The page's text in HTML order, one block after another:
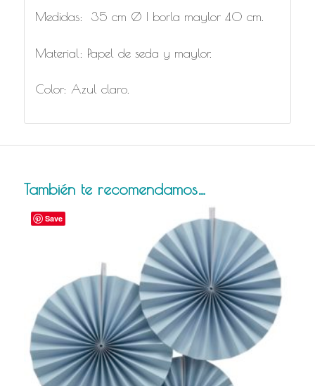
Medidas: 35 cm Ø | borla maylor 40 cm.
Material: Papel de seda y maylor.
Color: Azul claro.
También te recomendamos…
Save